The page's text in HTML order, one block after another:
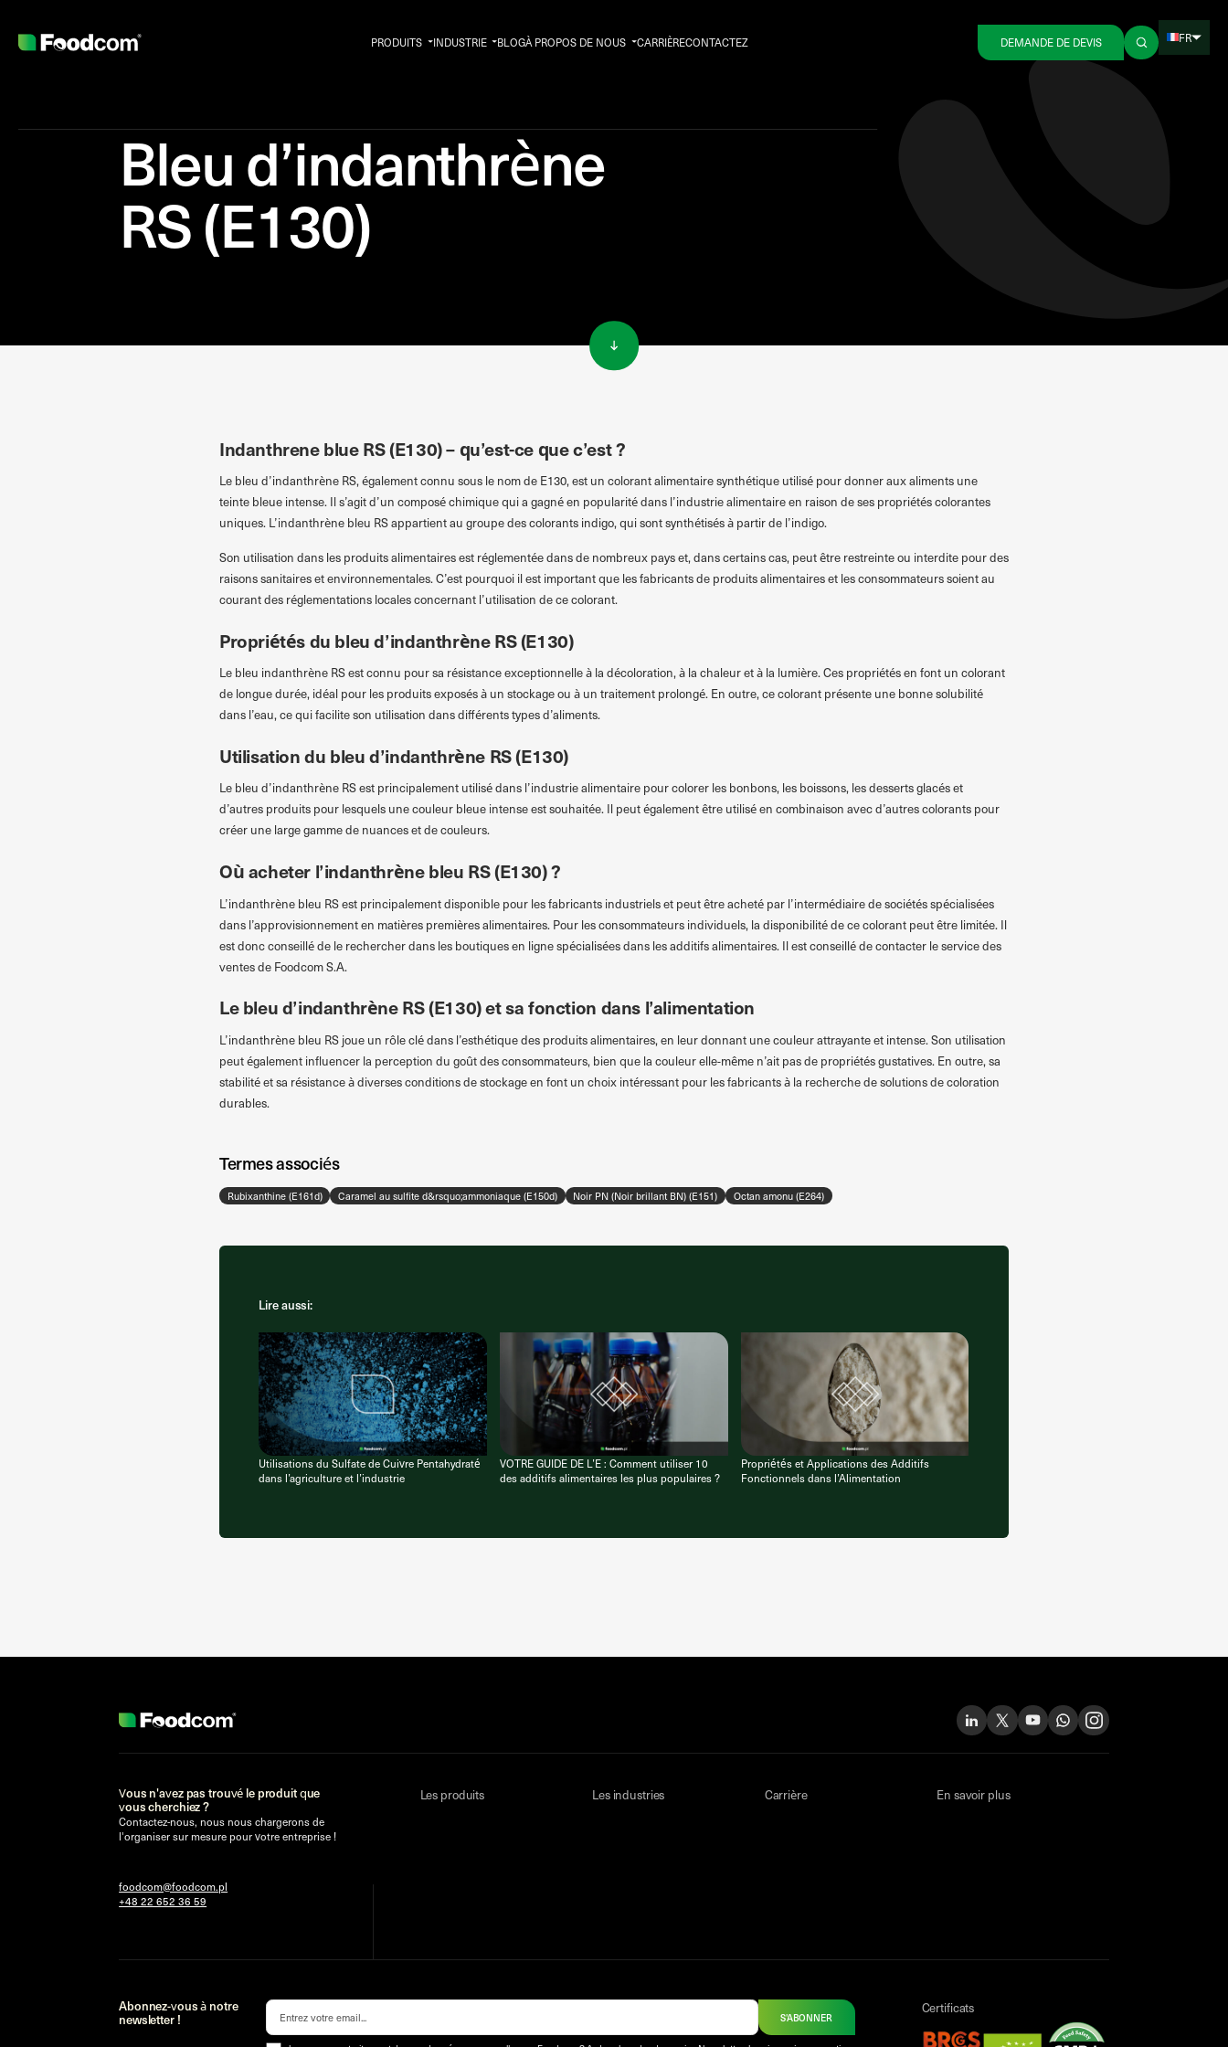
Bleu d’indanthrène
RS (E130)
PRODUITS INDUSTRIE BLOGÀ PROPOS DE NOUS CARRIÈRECONTACTEZ DEMANDE DE DEVIS FR
Indanthrene blue RS (E130) – qu’est-ce que c’est ?
Le bleu d’indanthrène RS, également connu sous le nom de E130, est un colorant alimentaire synthétique utilisé pour donner aux aliments une
teinte bleue intense. Il s’agit d’un composé chimique qui a gagné en popularité dans l’industrie alimentaire en raison de ses propriétés colorantes
uniques. L’indanthrène bleu RS appartient au groupe des colorants indigo, qui sont synthétisés à partir de l’indigo.
Son utilisation dans les produits alimentaires est réglementée dans de nombreux pays et, dans certains cas, peut être restreinte ou interdite pour des
raisons sanitaires et environnementales. C’est pourquoi il est important que les fabricants de produits alimentaires et les consommateurs soient au
courant des réglementations locales concernant l’utilisation de ce colorant.
Propriétés du bleu d’indanthrène RS (E130)
Le bleu indanthrène RS est connu pour sa résistance exceptionnelle à la décoloration, à la chaleur et à la lumière. Ces propriétés en font un colorant
de longue durée, idéal pour les produits exposés à un stockage ou à un traitement prolongé. En outre, ce colorant présente une bonne solubilité
dans l’eau, ce qui facilite son utilisation dans différents types d’aliments.
Utilisation du bleu d’indanthrène RS (E130)
Le bleu d’indanthrène RS est principalement utilisé dans l’industrie alimentaire pour colorer les bonbons, les boissons, les desserts glacés et
d’autres produits pour lesquels une couleur bleue intense est souhaitée. Il peut également être utilisé en combinaison avec d’autres colorants pour
créer une large gamme de nuances et de couleurs.
Où acheter l’indanthrène bleu RS (E130) ?
L’indanthrène bleu RS est principalement disponible pour les fabricants industriels et peut être acheté par l’intermédiaire de sociétés spécialisées
dans l’approvisionnement en matières premières alimentaires. Pour les consommateurs individuels, la disponibilité de ce colorant peut être limitée. Il
est donc conseillé de le rechercher dans les boutiques en ligne spécialisées dans les additifs alimentaires. Il est conseillé de contacter le service des
ventes de Foodcom S.A.
Le bleu d’indanthrène RS (E130) et sa fonction dans l’alimentation
L’indanthrène bleu RS joue un rôle clé dans l’esthétique des produits alimentaires, en leur donnant une couleur attrayante et intense. Son utilisation
peut également influencer la perception du goût des consommateurs, bien que la couleur elle-même n’ait pas de propriétés gustatives. En outre, sa
stabilité et sa résistance à diverses conditions de stockage en font un choix intéressant pour les fabricants à la recherche de solutions de coloration
durables.
Termes associés
Rubixanthine (E161d) Caramel au sulfite d&rsquo;ammoniaque (E150d) Noir PN (Noir brillant BN) (E151) Octan amonu (E264)
Lire aussi:
Utilisations du Sulfate de Cuivre Pentahydraté
dans l’agriculture et l’industrie
VOTRE GUIDE DE L’E : Comment utiliser 10
des additifs alimentaires les plus populaires ?
Propriétés et Applications des Additifs
Fonctionnels dans l’Alimentation
Vous n'avez pas trouvé le produit que
vous cherchiez ?
Contactez-nous, nous nous chargerons de
l'organiser sur mesure pour votre entreprise !
foodcom@foodcom.pl
+48 22 652 36 59
Les produits Les industries Carrière En savoir plus
Certificats
Abonnez-vous à notre
newsletter !
S'ABONNER